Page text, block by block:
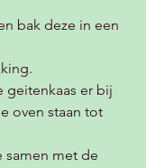
bak deze in een
geitenkaas er bij
oven staan tot
samen met de